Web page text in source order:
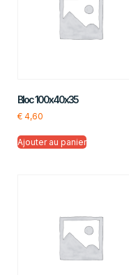
Bloc 100x40x35
€ 4,60
Ajouter au panier